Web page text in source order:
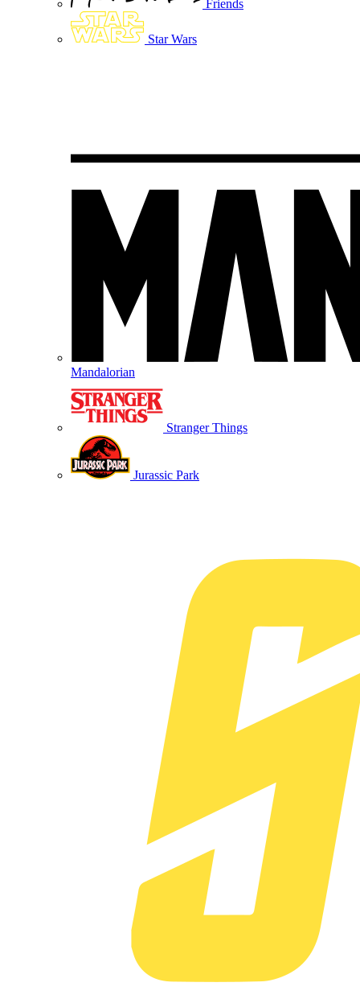
Friends
Star Wars
Mandalorian
Stranger Things
Jurassic Park